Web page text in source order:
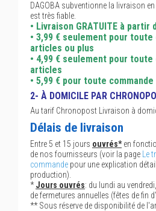
DAGOBA subventionne la livraison
est très fiable.
• Livraison GRATUITE à partir
• 3,99 € seulement pour toute
articles ou plus
• 4,99 € seulement pour toute
articles
• 5,99 € pour toute
2- À DOMICILE PAR
Au tarif Chronopost Livraison à
Délais de livraison
Entre 5 et 15 jours ouvrés*en
de nos fournisseurs (voir la page
Le
commande pour une explication
production).
*Jours ouvrés: du lundi au
de fermetures annuelles (fêtes de fin
** Sous réserve de disponibilité de